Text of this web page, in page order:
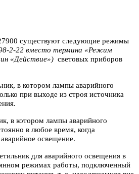
существуют следующие режимы
2-22 вместо термина «Режим
«Действие») световых приборов
в котором лампы аварийного
при выходе из строя источника
в котором лампы аварийного
в любое время, когда
освещение.
для аварийного освещения в
режимах работы, подключенный